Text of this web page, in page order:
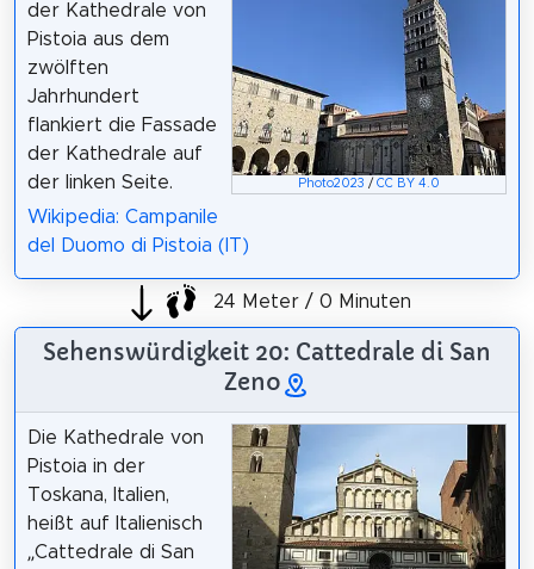
Photo2023 /CC BY 4.0
der Kathedrale von
Pistoia aus dem
zwölften
Jahrhundert
flankiert die Fassade
der Kathedrale auf
der linken Seite.
Wikipedia: Campanile
del Duomo di Pistoia (IT)
24 Meter / 0 Minuten
Sehenswürdigkeit 20: Cattedrale di San
Zeno
Die Kathedrale von
Pistoia in der
Toskana, Italien,
heißt auf Italienisch
„Cattedrale di San